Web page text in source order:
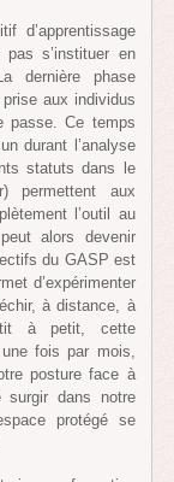
d’apprentissage
pas s’instituer en
dernière phase
aux individus
passe. Ce temps
durant l’analyse
statuts dans le
permettent aux
l’outil au
alors devenir
du GASP est
d’expérimenter
à distance, à
à petit, cette
fois par mois,
posture face à
surgir dans notre
protégé se